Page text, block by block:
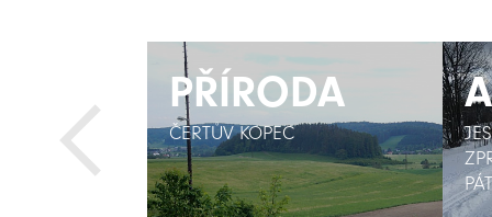
PŘÍRODA
ČERTŮV KOPEC
PŘÍRODA
ČERTŮV KOPEC